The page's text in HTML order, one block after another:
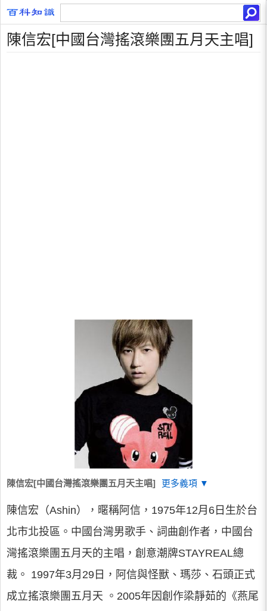
陳信宏[中國台灣搖滾樂團五月天主唱]
陳信宏[中國台灣搖滾樂團五月天主唱] 更多義項 ▼
陳信宏（Ashin），暱稱阿信，1975年12月6日生於台
北市北投區。中國台灣男歌手、詞曲創作者，中國台
灣搖滾樂團五月天的主唱，創意潮牌STAYREAL總
裁。 1997年3月29日，阿信與怪獸、瑪莎、石頭正式
成立搖滾樂團五月天 。2005年因創作梁靜茹的《燕尾